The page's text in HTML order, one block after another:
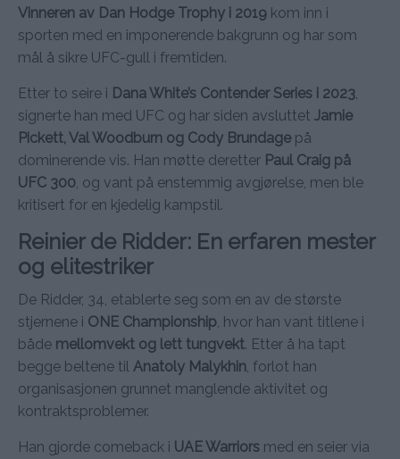
Vinneren av Dan Hodge Trophy i 2019 kom inn i
sporten med en imponerende bakgrunn og har som
mål å sikre UFC-gull i fremtiden.
Etter to seire i Dana White’s Contender Series i 2023,
signerte han med UFC og har siden avsluttet Jamie
Pickett, Val Woodburn og Cody Brundagepå
dominerende vis. Han møtte deretter Paul Craig på
UFC 300, og vant på enstemmig avgjørelse, men ble
kritisert for en kjedelig kampstil.
Reinier de Ridder: En erfaren mester
og elitestriker
De Ridder, 34, etablerte seg som en av de største
stjernene i ONE Championship, hvor han vant titlene i
både mellomvekt og lett tungvekt. Etter å ha tapt
begge beltene til Anatoly Malykhin, forlot han
organisasjonen grunnet manglende aktivitet og
kontraktsproblemer.
Han gjorde comeback i UAE Warriors med en seier via